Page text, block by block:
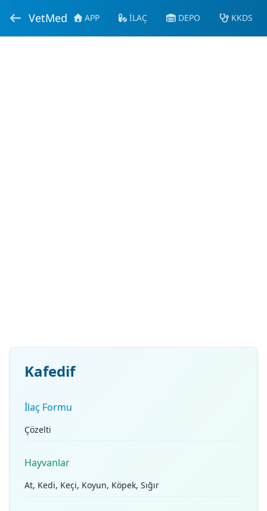
VetMed APP İLAÇ DEPO KKDS
Kafedif
İlaç Formu
Çözelti
Hayvanlar
At, Kedi, Keçi, Koyun, Köpek, Sığır